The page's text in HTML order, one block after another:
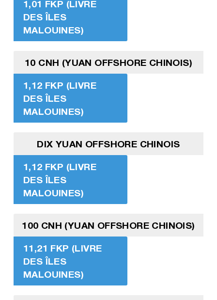
1,01 FKP (LIVRE
DES ÎLES
MALOUINES)
10 CNH (YUAN OFFSHORE CHINOIS)
1,12 FKP (LIVRE
DES ÎLES
MALOUINES)
DIX YUAN OFFSHORE CHINOIS
1,12 FKP (LIVRE
DES ÎLES
MALOUINES)
100 CNH (YUAN OFFSHORE CHINOIS)
11,21 FKP (LIVRE
DES ÎLES
MALOUINES)